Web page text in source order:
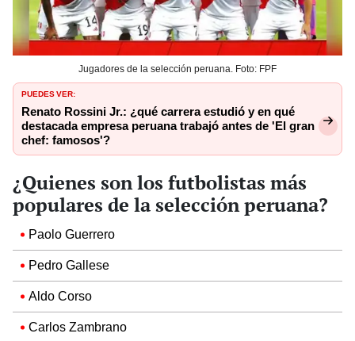
Jugadores de la selección peruana. Foto: FPF
PUEDES VER:
Renato Rossini Jr.: ¿qué carrera estudió y en qué
destacada empresa peruana trabajó antes de 'El gran
chef: famosos'?
¿Quienes son los futbolistas más
populares de la selección peruana?
Paolo Guerrero
Pedro Gallese
Aldo Corso
Carlos Zambrano